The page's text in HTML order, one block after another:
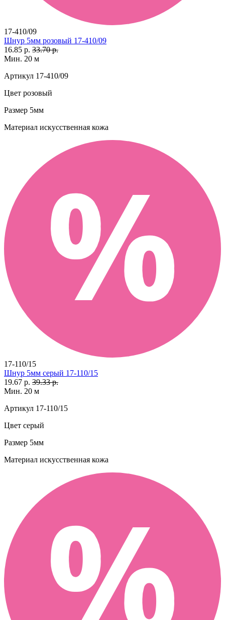
17-410/09
Шнур 5мм розовый 17-410/09
16.85 р. 33.70 р.
Мин. 20 м
Артикул 17-410/09
Цвет розовый
Размер 5мм
Материал искусственная кожа
17-110/15
Шнур 5мм серый 17-110/15
19.67 р. 39.33 р.
Мин. 20 м
Артикул 17-110/15
Цвет серый
Размер 5мм
Материал искусственная кожа